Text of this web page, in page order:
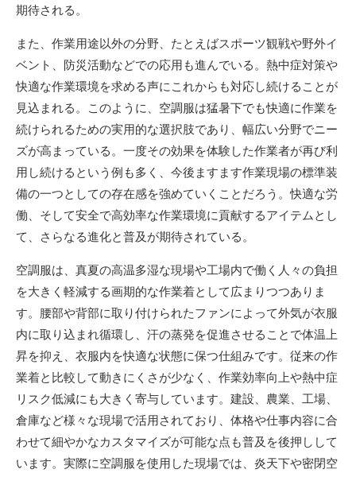
期待される。
また、作業用途以外の分野、たとえばスポーツ観戦や野外イ
ベント、防災活動などでの応用も進んでいる。熱中症対策や
快適な作業環境を求める声にこれからも対応し続けることが
見込まれる。このように、空調服は猛暑下でも快適に作業を
続けられるための実用的な選択肢であり、幅広い分野でニー
ズが高まっている。一度その効果を体験した作業者が再び利
用し続けるという例も多く、今後ますます作業現場の標準装
備の一つとしての存在感を強めていくことだろう。快適な労
働、そして安全で高効率な作業環境に貢献するアイテムとし
て、さらなる進化と普及が期待されている。
空調服は、真夏の高温多湿な現場や工場内で働く人々の負担
を大きく軽減する画期的な作業着として広まりつつありま
す。腰部や背部に取り付けられたファンによって外気が衣服
内に取り込まれ循環し、汗の蒸発を促進させることで体温上
昇を抑え、衣服内を快適な状態に保つ仕組みです。従来の作
業着と比較して動きにくさが少なく、作業効率向上や熱中症
リスク低減にも大きく寄与しています。建設、農業、工場、
倉庫など様々な現場で活用されており、体格や仕事内容に合
わせて細やかなカスタマイズが可能な点も普及を後押しして
います。実際に空調服を使用した現場では、炎天下や密閉空